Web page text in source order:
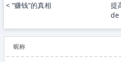
< “赚钱“的真相
提
de
昵称